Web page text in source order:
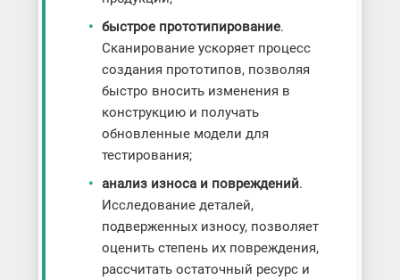
быстрое прототипирование.
Сканирование ускоряет процесс
создания прототипов, позволяя
быстро вносить изменения в
конструкцию и получать
обновленные модели для
тестирования;
анализ износа и повреждений.
Исследование деталей,
подверженных износу, позволяет
оценить степень их повреждения,
рассчитать остаточный ресурс и